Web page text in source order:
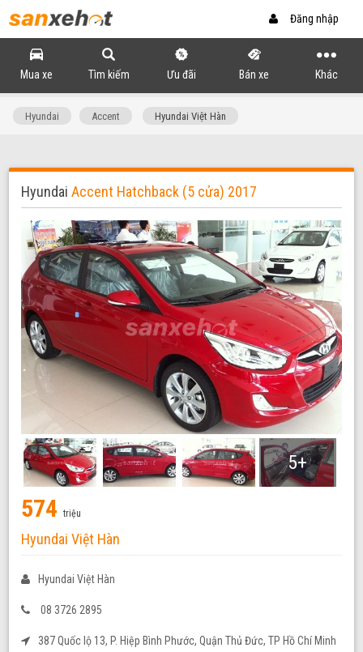
Đăng nhập
Mua xe Tìm kiếm Ưu đãi Bán xe Khác
Hyundai Accent Hyundai Việt Hàn
Hyundai Accent Hatchback (5 cửa) 2017
5+
574triệu
Hyundai Việt Hàn
Hyundai Việt Hàn
08 3726 2895
387 Quốc lộ 13, P. Hiệp Bình Phước, Quận Thủ Đức, TP Hồ Chí Minh